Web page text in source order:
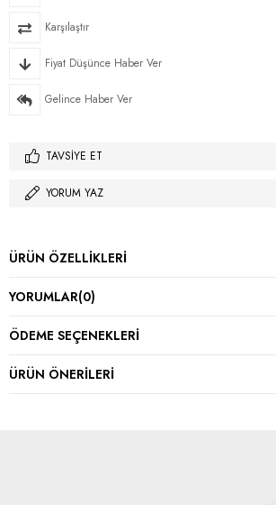
Karşılaştır
Fiyat Düşünce Haber Ver
Gelince Haber Ver
TAVSIYE ET
YORUM YAZ
ÜRÜN ÖZELLIKLERI
YORUMLAR(0)
ÖDEME SEÇENEKLERI
ÜRÜN ÖNERILERI